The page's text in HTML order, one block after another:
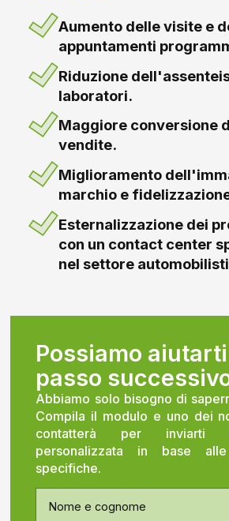
Aumento delle visite e
appuntamenti
Riduzione
laboratori.
Maggiore conversione
vendite.
Miglioramento
marchio e
Esternalizzazione dei
con un contact center
nel settore
Possiamo
passo
Abbiamo solo bisogno di
Compila il modulo e uno dei
contatterà per inviarti
personalizzata in base
specifiche.